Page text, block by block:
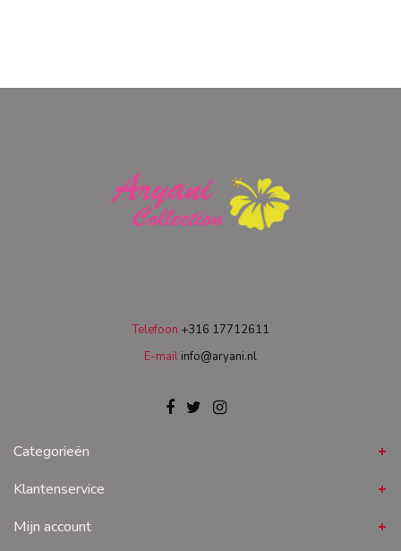
Telefoon +316 17712611
E-mail info@aryani.nl
Categorieën
Klantenservice
Mijn account